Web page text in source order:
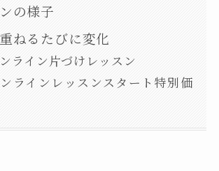
の様子
ねるたびに変化
ライン片づけレッスン
ラインレッスンスタート特別価